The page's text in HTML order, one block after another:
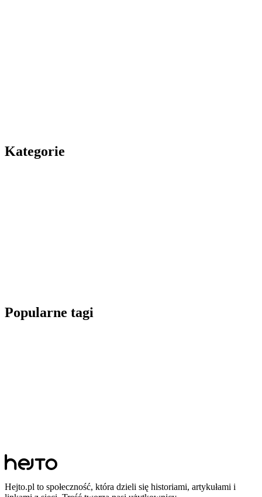
Kategorie
Popularne tagi
Hejto.pl to społeczność, która dzieli się historiami, artykułami i